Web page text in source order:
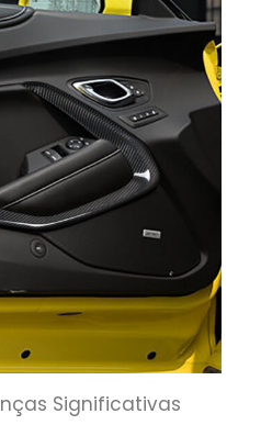
Significativas